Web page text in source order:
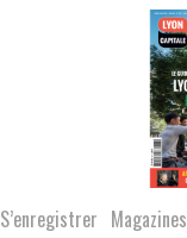
S’enregistrer Magazines